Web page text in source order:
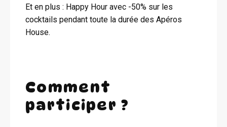
Et en plus : Happy Hour avec -50% sur les
cocktails pendant toute la durée des Apéros
House.
Comment
participer ?